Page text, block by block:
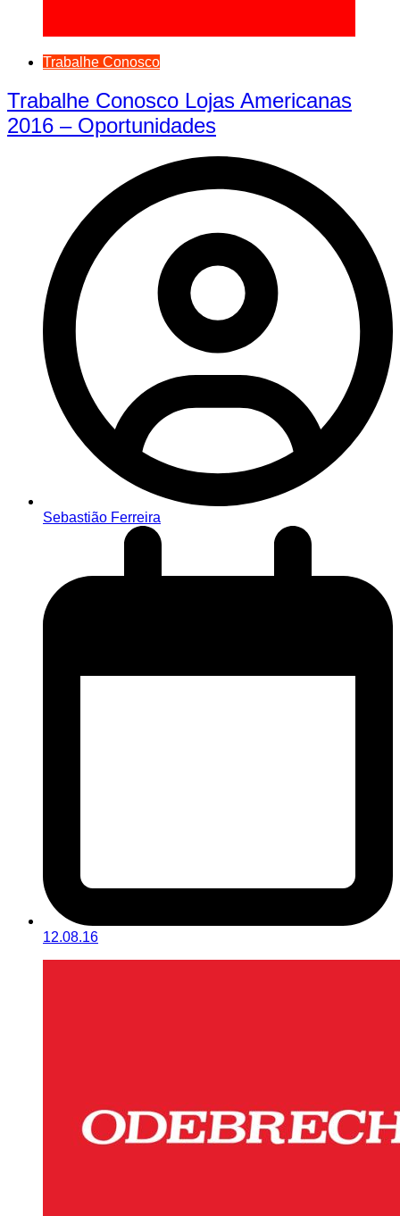
Trabalhe Conosco
Trabalhe Conosco Lojas Americanas
2016 – Oportunidades
Sebastião Ferreira
12.08.16